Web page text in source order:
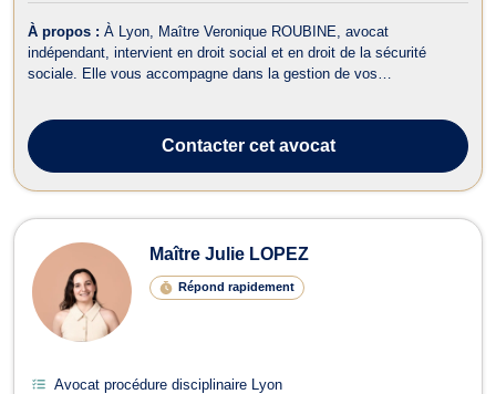
À propos : À Lyon, Maître Veronique ROUBINE, avocat
indépendant, intervient en droit social et en droit de la sécurité
sociale. Elle vous accompagne dans la gestion de vos
de travail ou de rupture du co...
Contactercet avocat
Maître Julie LOPEZ
Répond rapidement
Avocat procédure disciplinaire Lyon